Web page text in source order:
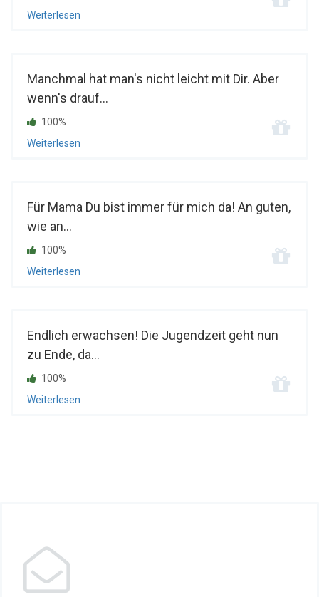
Weiterlesen
Manchmal hat man's nicht leicht mit Dir. Aber
wenn's drauf...
100%
Weiterlesen
Für Mama Du bist immer für mich da! An guten,
wie an...
100%
Weiterlesen
Endlich erwachsen! Die Jugendzeit geht nun
zu Ende, da...
100%
Weiterlesen